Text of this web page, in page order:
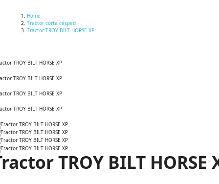
Home
Tractor corta césped
Tractor TROY BILT HORSE XP
TROY BILT HORSE